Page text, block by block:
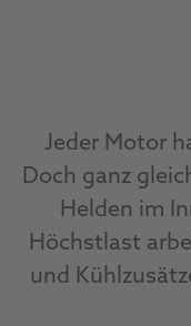
Jeder Motor
Doch ganz
Helden im
Höchstlast
und